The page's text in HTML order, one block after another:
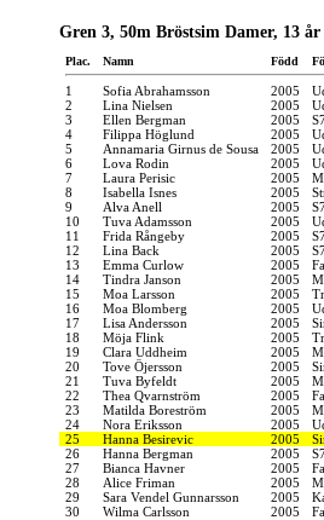
Gren 3, 50m Bröstsim Damer, 13 år
Plac. Namn Född
1 Sofia Abrahamsson 2005
2
Lina Nielsen 2005
3
Ellen Bergman 2005
4
Filippa Höglund 2005
5
Annamaria Girnus de Sousa 2005
6
Lova Rodin 2005
7
Laura Perisic 2005
8
Isabella Isnes 2005
9
Alva Anell 2005
10
Tuva Adamsson 2005
11
Frida Rångeby 2005
12
Lina Back 2005
13
Emma Curlow 2005
14
Tindra Janson 2005
15
Moa Larsson 2005
16
Moa Blomberg 2005
17
Lisa Andersson 2005
18
Möja Flink 2005
19
Clara Uddheim 2005
20
Tove Öjersson 2005
21
Tuva Byfeldt 2005
22
Thea Qvarnström 2005
23
Matilda Boreström 2005
24
Nora Eriksson 2005
25
Hanna Besirevic 2005
26
Hanna Bergman 2005
27
Bianca Havner 2005
28
Alice Friman 2005
29
Sara Vendel Gunnarsson 2005
30
Wilma Carlsson 2005